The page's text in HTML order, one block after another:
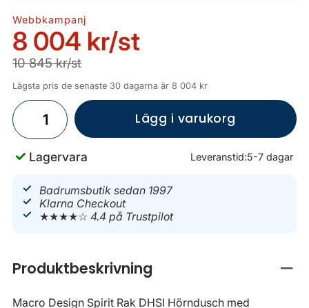
Webbkampanj
8 004 kr/st
10 845 kr/st
Lägsta pris de senaste 30 dagarna är 8 004 kr
Lägg i varukorg
Lagervara Leveranstid:5-7 dagar
Badrumsbutik sedan 1997
Klarna Checkout
★★★★☆4.4 på Trustpilot
Produktbeskrivning
Macro Design Spirit Rak DHSI Hörndusch med